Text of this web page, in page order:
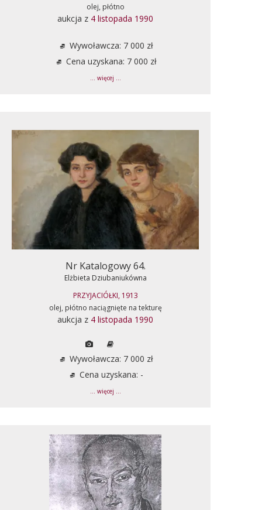
olej, płótno
aukcja z 4 listopada 1990
Wywoławcza: 7 000 zł
Cena uzyskana: 7 000 zł
... więcej ...
Nr Katalogowy 64.
Elżbieta Dziubaniukówna
PRZYJACIÓŁKI, 1913
olej, płótno naciągnięte na tekturę
aukcja z 4 listopada 1990
Wywoławcza: 7 000 zł
Cena uzyskana: -
... więcej ...